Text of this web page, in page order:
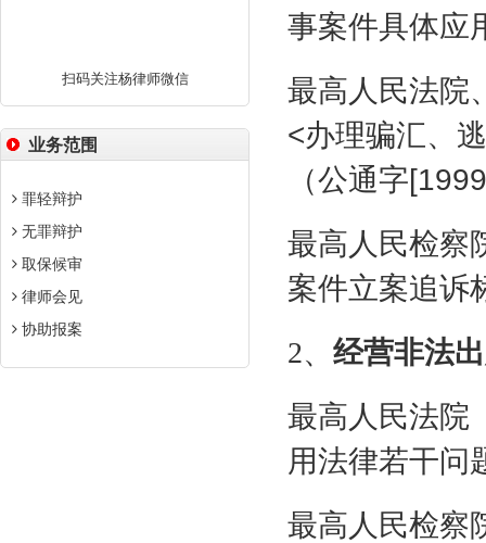
扫码关注杨律师微信
业务范围
罪轻辩护
无罪辩护
取保候审
律师会见
协助报案
事案件具体应
最高人民法院
<办理骗汇、
（公通字
最高人民检察
案件立案追诉
2、 经营非法
最高人民法院
用法律若干问
最高人民检察